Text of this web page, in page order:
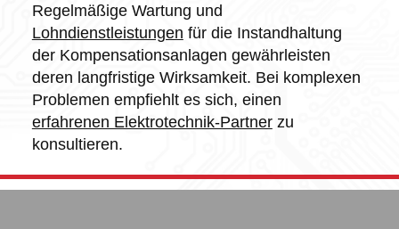
Regelmäßige Wartung und
Lohndienstleistungen für die Instandhaltung
der Kompensationsanlagen gewährleisten
deren langfristige Wirksamkeit. Bei komplexen
Problemen empfiehlt es sich, einen
erfahrenen Elektrotechnik-Partnerzu
konsultieren.